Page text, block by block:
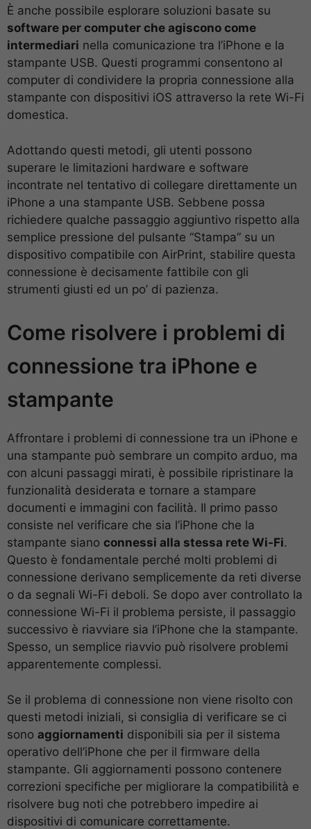
È anche possibile esplorare soluzioni basate su
software per computer che agiscono come
intermediari nella comunicazione tra l’iPhone e la
stampante USB. Questi programmi consentono al
computer di condividere la propria connessione alla
stampante con dispositivi iOS attraverso la rete Wi-Fi
domestica.
Adottando questi metodi, gli utenti possono
superare le limitazioni hardware e software
incontrate nel tentativo di collegare direttamente un
iPhone a una stampante USB. Sebbene possa
richiedere qualche passaggio aggiuntivo rispetto alla
semplice pressione del pulsante “Stampa” su un
dispositivo compatibile con AirPrint, stabilire questa
connessione è decisamente fattibile con gli
strumenti giusti ed un po’ di pazienza.
Come risolvere i problemi di
connessione tra iPhone e
stampante
Affrontare i problemi di connessione tra un iPhone e
una stampante può sembrare un compito arduo, ma
con alcuni passaggi mirati, è possibile ripristinare la
funzionalità desiderata e tornare a stampare
documenti e immagini con facilità. Il primo passo
consiste nel verificare che sia l’iPhone che la
stampante siano connessi alla stessa rete Wi-Fi.
Questo è fondamentale perché molti problemi di
connessione derivano semplicemente da reti diverse
o da segnali Wi-Fi deboli. Se dopo aver controllato la
connessione Wi-Fi il problema persiste, il passaggio
successivo è riavviare sia l’iPhone che la stampante.
Spesso, un semplice riavvio può risolvere problemi
apparentemente complessi.
Se il problema di connessione non viene risolto con
questi metodi iniziali, si consiglia di verificare se ci
sono aggiornamenti disponibili sia per il sistema
operativo dell’iPhone che per il firmware della
stampante. Gli aggiornamenti possono contenere
correzioni specifiche per migliorare la compatibilità e
risolvere bug noti che potrebbero impedire ai
dispositivi di comunicare correttamente.